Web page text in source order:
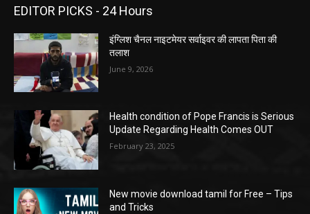
EDITOR PICKS - 24 Hours
इंग्लिश चैनल नाइटमेयर सर्वाइवर की लापता पिता की
तलाश
June 9, 2026
Health condition of Pope Francis is Serious
Update Regarding Health Comes OUT
February 23, 2025
New movie download tamil for Free – Tips
and Tricks